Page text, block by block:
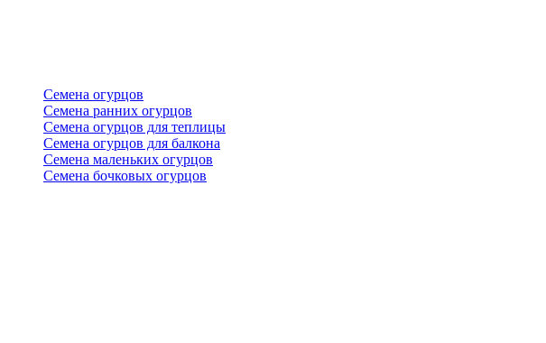
Семена огурцов
Семена ранних огурцов
Семена огурцов для теплицы
Семена огурцов для балкона
Семена маленьких огурцов
Семена бочковых огурцов